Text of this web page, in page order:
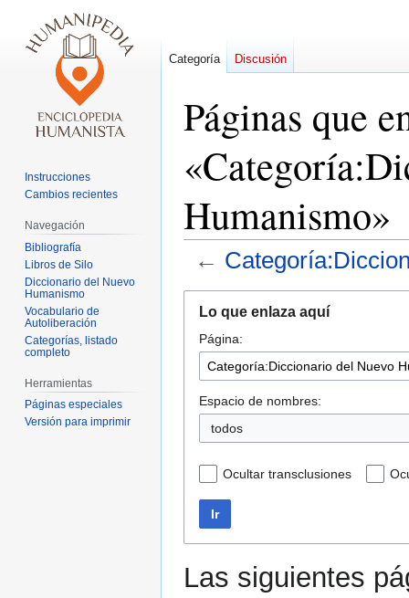
Páginas que
Humanismo»
←
navegación
búsqueda
Lo que enlaza aquí
Página:
Espacio de nombres:
todos
Ocultar transclusiones
Ir
Las siguientes
Categoría Discusión
Instrucciones
Cambios recientes
Navegación
Bibliografía
Libros de Silo
Diccionario del Nuevo
Humanismo
Vocabulario de
Autoliberación
Categorías, listado
completo
Herramientas
Páginas especiales
Versión para imprimir